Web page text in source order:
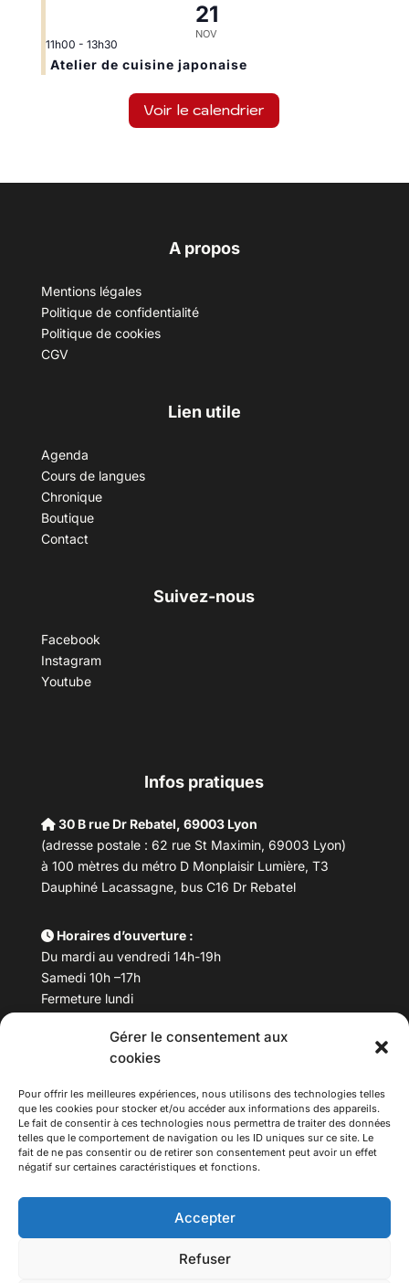
Gérer le consentement aux
cookies
Pour offrir les meilleures expériences, nous utilisons des technologies telles
que les cookies pour stocker et/ou accéder aux informations des appareils.
Le fait de consentir à ces technologies nous permettra de traiter des données
telles que le comportement de navigation ou les ID uniques sur ce site. Le
fait de ne pas consentir ou de retirer son consentement peut avoir un effet
négatif sur certaines caractéristiques et fonctions.
Accepter
Refuser
21
NOV
11h00 - 13h30
Atelier de cuisine japonaise
Voir le calendrier
A propos
Mentions légales
Politique de confidentialité
Politique de cookies
CGV
Lien utile
Agenda
Cours de langues
Chronique
Boutique
Contact
Suivez-nous
Facebook
Instagram
Youtube
Infos pratiques
30 B rue Dr Rebatel, 69003 Lyon
(adresse postale : 62 rue St Maximin, 69003 Lyon)
à 100 mètres du métro D Monplaisir Lumière, T3
Dauphiné Lacassagne, bus C16 Dr Rebatel
Horaires d’ouverture :
Du mardi au vendredi 14h-19h
Samedi 10h –17h
Fermeture lundi
Téléphone : 04 78 53 06 40
maisondesculturesasiatiques@asiexpo.com